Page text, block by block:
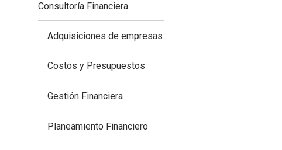
Consultoría Financiera
Adquisiciones de empresas
Costos y Presupuestos
Gestión Financiera
Planeamiento Financiero